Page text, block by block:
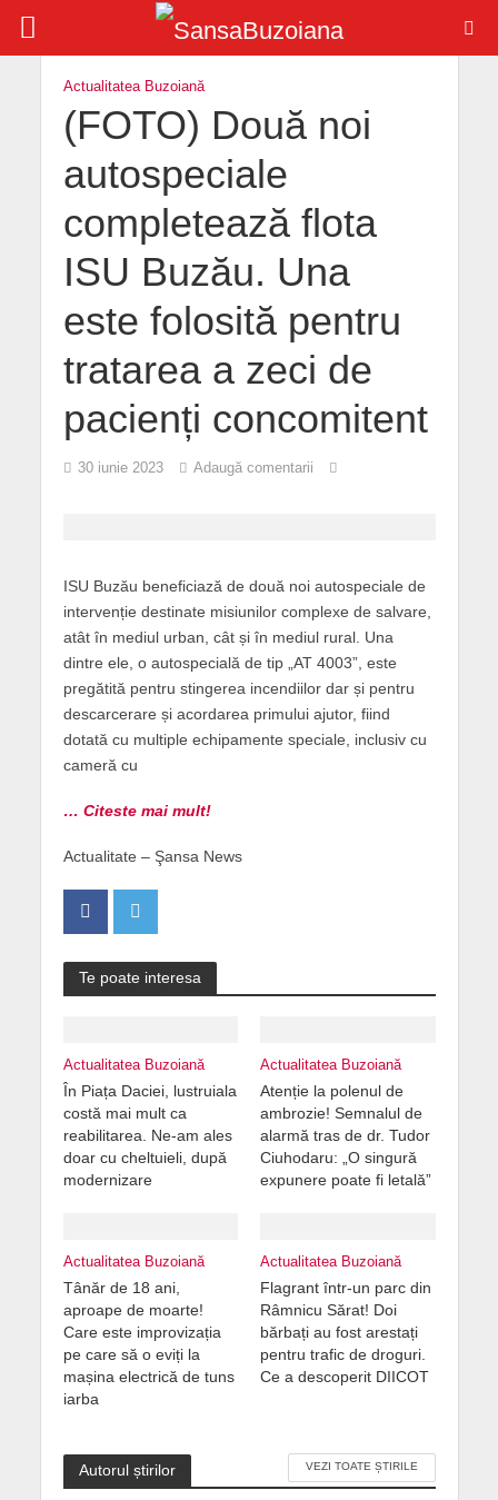
Actualitatea Buzoiană
(FOTO) Două noi
autospeciale
completează flota
ISU Buzău. Una
este folosită pentru
tratarea a zeci de
pacienți concomitent
30 iunie 2023 Adaugă comentarii
ISU Buzău beneficiază de două noi autospeciale de
intervenție destinate misiunilor complexe de salvare,
atât în mediul urban, cât și în mediul rural. Una
dintre ele, o autospecială de tip „AT 4003”, este
pregătită pentru stingerea incendiilor dar și pentru
descarcerare și acordarea primului ajutor, fiind
dotată cu multiple echipamente speciale, inclusiv cu
cameră cu
… Citeste mai mult!
Actualitate – Şansa News
Te poate interesa
Actualitatea Buzoiană
În Piața Daciei, lustruiala
costă mai mult ca
reabilitarea. Ne-am ales
doar cu cheltuieli, după
modernizare
Actualitatea Buzoiană
Atenție la polenul de
ambrozie! Semnalul de
alarmă tras de dr. Tudor
Ciuhodaru: „O singură
expunere poate fi letală”
Actualitatea Buzoiană
Tânăr de 18 ani,
aproape de moarte!
Care este improvizația
pe care să o eviți la
mașina electrică de tuns
iarba
Actualitatea Buzoiană
Flagrant într-un parc din
Râmnicu Sărat! Doi
bărbați au fost arestați
pentru trafic de droguri.
Ce a descoperit DIICOT
Autorul știrilor VEZI TOATE ȘTIRILE